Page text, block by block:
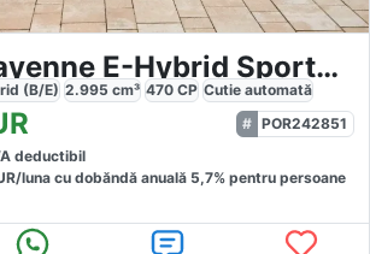
Porsche Cayenne E-Hybrid SportDesign
(B/E) 2.995 cm³ 470 CP Cutie automată
POR242851
deductibil
lunacu dobăndă anuală 5,7% pentru persoane